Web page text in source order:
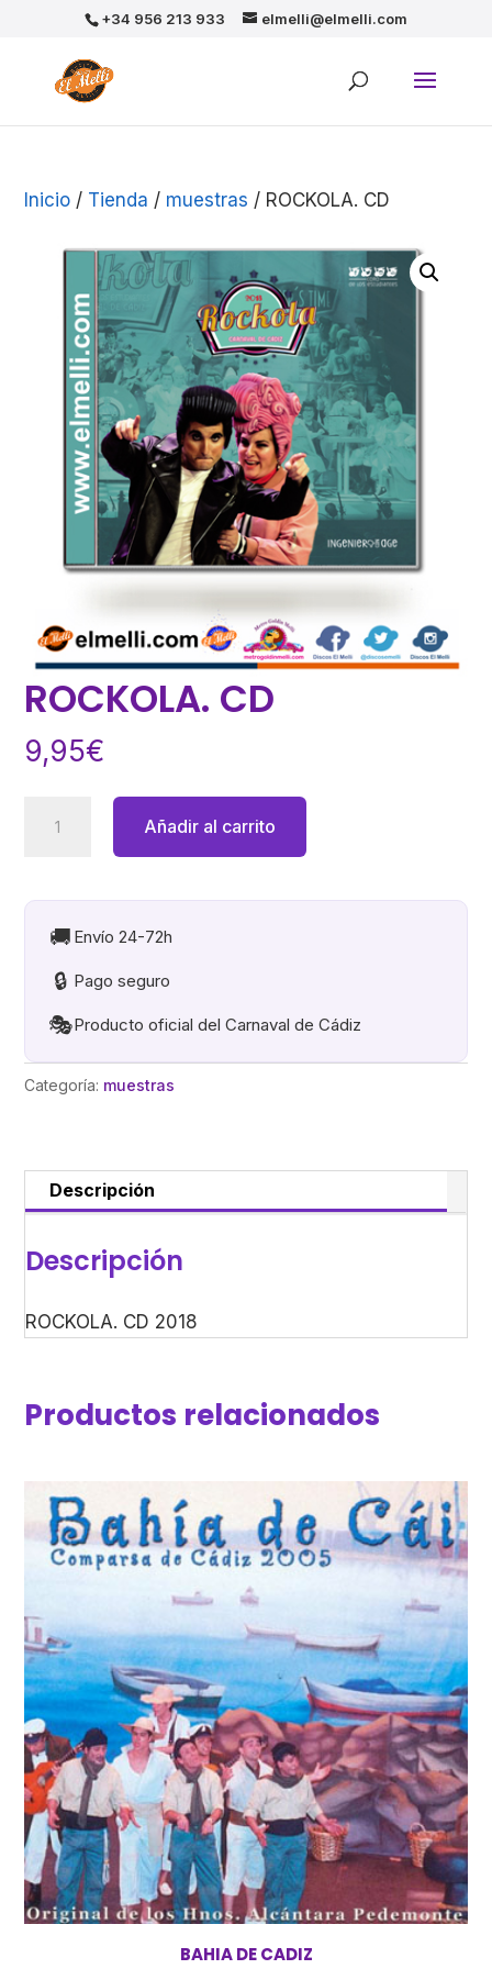
+34 956 213 933 elmelli@elmelli.com
Inicio / Tienda / muestras / ROCKOLA. CD
ROCKOLA. CD
9,95€
Añadir al carrito
🚚 Envío 24-72h
🔒 Pago seguro
🎭Producto oficial del Carnaval de Cádiz
Categoría: muestras
Descripción
Descripción
ROCKOLA. CD 2018
Productos relacionados
BAHIA DE CADIZ